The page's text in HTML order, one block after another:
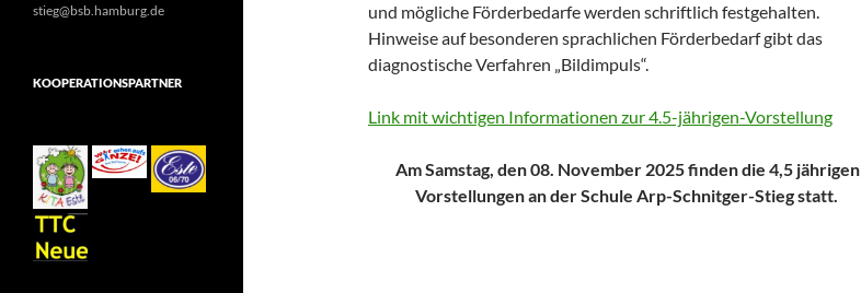
und mögliche Förderbedarfe werden schriftlich festgehalten.
Hinweise auf besonderen sprachlichen Förderbedarf gibt das
diagnostische Verfahren „Bildimpuls“.
Link mit wichtigen Informationen zur 4.5-jährigen-Vorstellung
Am Samstag, den 08. November 2025 finden die 4,5 jährigen
Vorstellungen an der Schule Arp-Schnitger-Stieg statt.
stieg@bsb.hamburg.de
KOOPERATIONSPARTNER